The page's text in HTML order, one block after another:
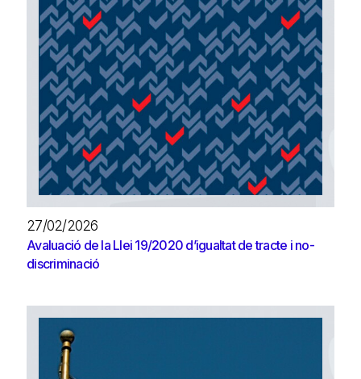
27/02/2026
Avaluació de la Llei 19/2020 d’igualtat de tracte i no-
discriminació